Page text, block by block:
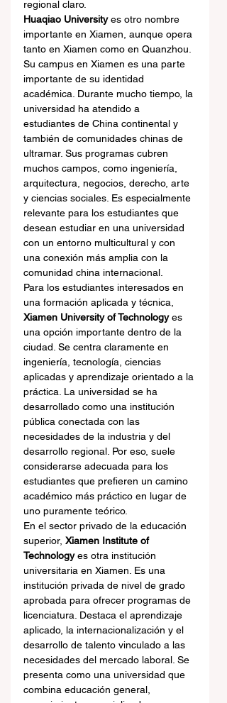
regional claro.
Huaqiao University es otro nombre
importante en Xiamen, aunque opera
tanto en Xiamen como en Quanzhou.
Su campus en Xiamen es una parte
importante de su identidad
académica. Durante mucho tiempo, la
universidad ha atendido a
estudiantes de China continental y
también de comunidades chinas de
ultramar. Sus programas cubren
muchos campos, como ingeniería,
arquitectura, negocios, derecho, arte
y ciencias sociales. Es especialmente
relevante para los estudiantes que
desean estudiar en una universidad
con un entorno multicultural y con
una conexión más amplia con la
comunidad china internacional.
Para los estudiantes interesados en
una formación aplicada y técnica,
Xiamen University of Technology es
una opción importante dentro de la
ciudad. Se centra claramente en
ingeniería, tecnología, ciencias
aplicadas y aprendizaje orientado a la
práctica. La universidad se ha
desarrollado como una institución
pública conectada con las
necesidades de la industria y del
desarrollo regional. Por eso, suele
considerarse adecuada para los
estudiantes que prefieren un camino
académico más práctico en lugar de
uno puramente teórico.
En el sector privado de la educación
superior, Xiamen Institute of
Technology es otra institución
universitaria en Xiamen. Es una
institución privada de nivel de grado
aprobada para ofrecer programas de
licenciatura. Destaca el aprendizaje
aplicado, la internacionalización y el
desarrollo de talento vinculado a las
necesidades del mercado laboral. Se
presenta como una universidad que
combina educación general,